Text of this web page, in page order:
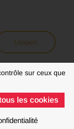
sur ceux que
les cookies
Usagers
Agence Mentalo